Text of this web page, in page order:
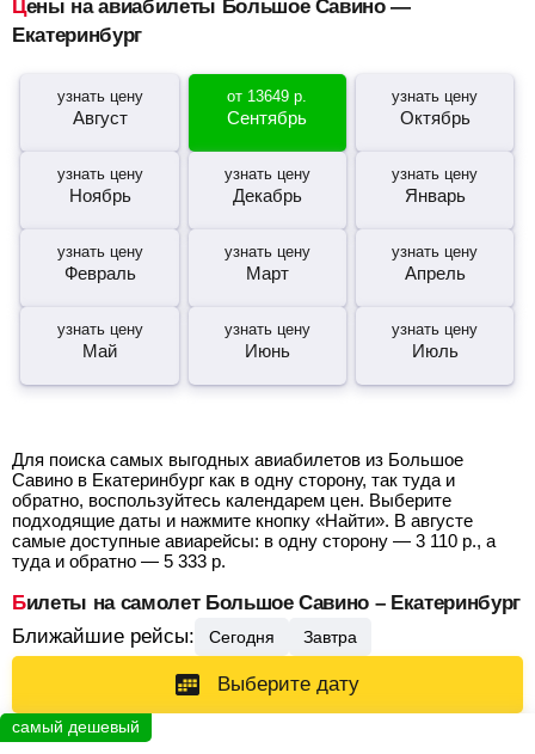
Цены на авиабилеты Большое Савино —
Екатеринбург
узнать цену
Август
от 13649 р.
Сентябрь
узнать цену
Октябрь
узнать цену
Ноябрь
узнать цену
Декабрь
узнать цену
Январь
узнать цену
Февраль
узнать цену
Март
узнать цену
Апрель
узнать цену
Май
узнать цену
Июнь
узнать цену
Июль
Для поиска самых выгодных авиабилетов из Большое
Савино в Екатеринбург как в одну сторону, так туда и
обратно, воспользуйтесь календарем цен. Выберите
подходящие даты и нажмите кнопку «Найти». В августе
самые доступные авиарейсы: в одну сторону — 3 110 р., а
туда и обратно — 5 333 р.
Билеты на самолет Большое Савино – Екатеринбург
Ближайшие рейсы:
Сегодня Завтра
Выберите дату